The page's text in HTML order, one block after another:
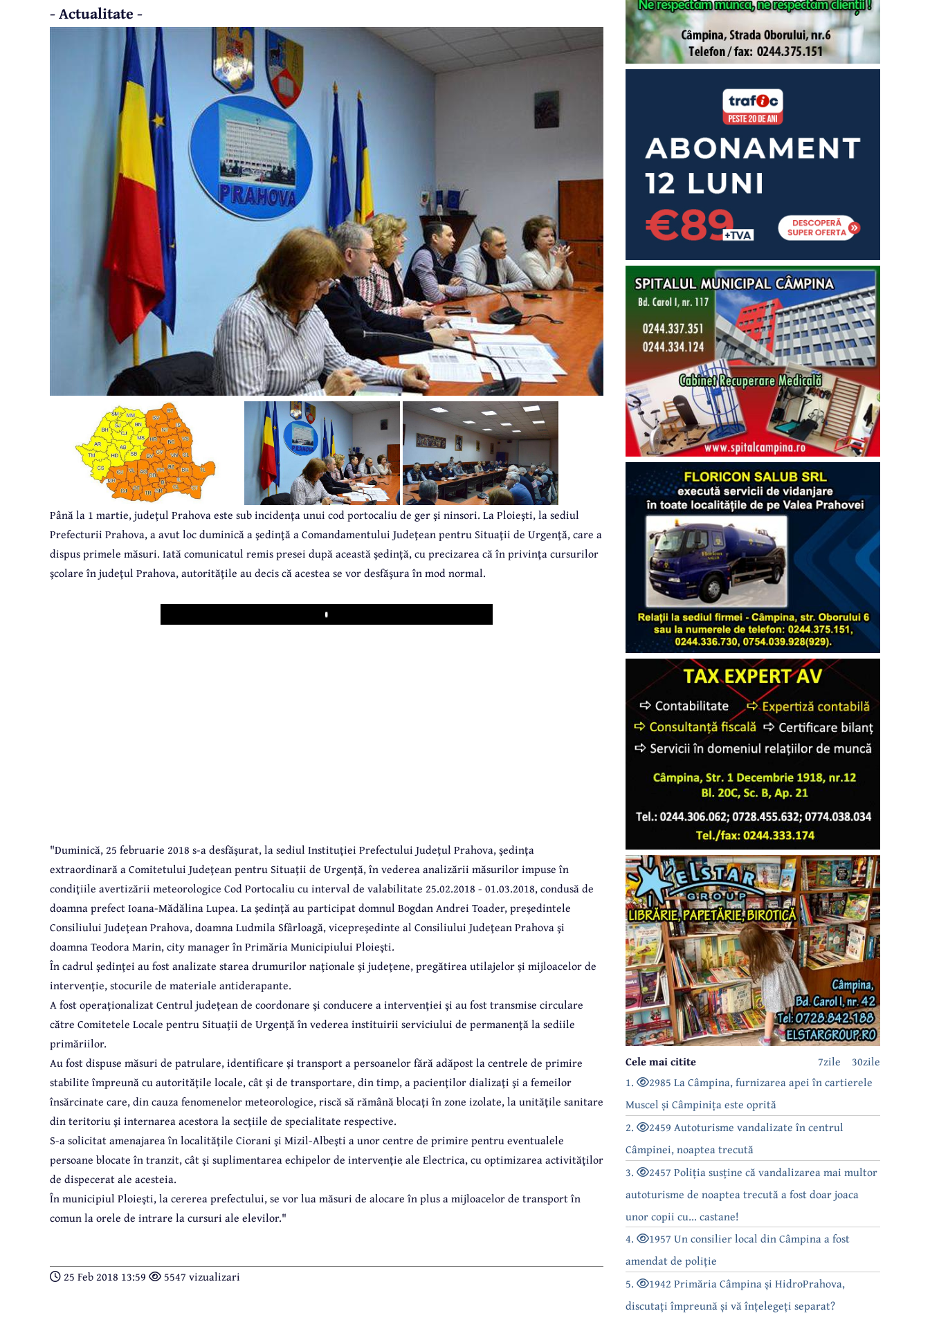
- Actualitate -
Până la 1 martie, judeţul Prahova este sub incidenţa unui cod portocaliu de ger şi ninsori. La Ploieşti, la sediul
Prefecturii Prahova, a avut loc duminică a şedinţă a Comandamentului Judeţean pentru Situaţii de Urgenţă, care a
dispus primele măsuri. Iată comunicatul remis presei după această şedinţă, cu precizarea că în privinţa cursurilor
şcolare în judeţul Prahova, autorităţile au decis că acestea se vor desfăşura în mod normal.
Play
"Duminică, 25 februarie 2018 s-a desfăşurat, la sediul Instituţiei Prefectului Judeţul Prahova, şedinţa
extraordinară a Comitetului Judeţean pentru Situaţii de Urgenţă, în vederea analizării măsurilor impuse în
condiţiile avertizării meteorologice Cod Portocaliu cu interval de valabilitate 25.02.2018 - 01.03.2018, condusă de
doamna prefect Ioana-Mădălina Lupea. La şedinţă au participat domnul Bogdan Andrei Toader, preşedintele
Consiliului Judeţean Prahova, doamna Ludmila Sfârloagă, vicepreşedinte al Consiliului Judeţean Prahova şi
doamna Teodora Marin, city manager în Primăria Municipiului Ploieşti.
În cadrul şedinţei au fost analizate starea drumurilor naţionale şi judeţene, pregătirea utilajelor şi mijloacelor de
intervenţie, stocurile de materiale antiderapante.
A fost operaţionalizat Centrul judeţean de coordonare şi conducere a intervenţiei şi au fost transmise circulare
către Comitetele Locale pentru Situaţii de Urgenţă în vederea instituirii serviciului de permanenţă la sediile
primăriilor.
Au fost dispuse măsuri de patrulare, identificare şi transport a persoanelor fără adăpost la centrele de primire
stabilite împreună cu autorităţile locale, cât şi de transportare, din timp, a pacienţilor dializaţi şi a femeilor
însărcinate care, din cauza fenomenelor meteorologice, riscă să rămână blocaţi în zone izolate, la unităţile sanitare
din teritoriu şi internarea acestora la secţiile de specialitate respective.
S-a solicitat amenajarea în localităţile Ciorani şi Mizil-Albeşti a unor centre de primire pentru eventualele
persoane blocate în tranzit, cât şi suplimentarea echipelor de intervenţie ale Electrica, cu optimizarea activităţilor
de dispecerat ale acesteia.
În municipiul Ploieşti, la cererea prefectului, se vor lua măsuri de alocare în plus a mijloacelor de transport în
comun la orele de intrare la cursuri ale elevilor."
25 Feb 2018 13:59 5547 vizualizari
30zile
7zile
Cele mai citite
1.
2985 La Câmpina, furnizarea apei în cartierele
Muscel și Câmpinița este oprită
2.
2459 Autoturisme vandalizate în centrul
Câmpinei, noaptea trecută
3.
2457 Poliția susține că vandalizarea mai multor
autoturisme de noaptea trecută a fost doar joaca
unor copii cu... castane!
4.
1957 Un consilier local din Câmpina a fost
amendat de poliție
5.
1942 Primăria Câmpina și HidroPrahova,
discutați împreună și vă înțelegeți separat?